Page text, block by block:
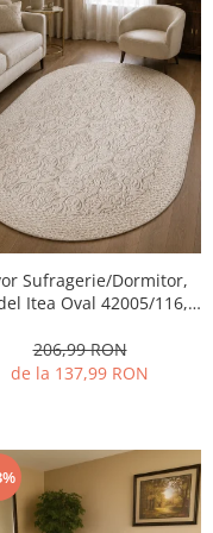
Sufragerie/Dormitor,
Itea Oval 42005/116,
206,99 RON
de la 137,99 RON